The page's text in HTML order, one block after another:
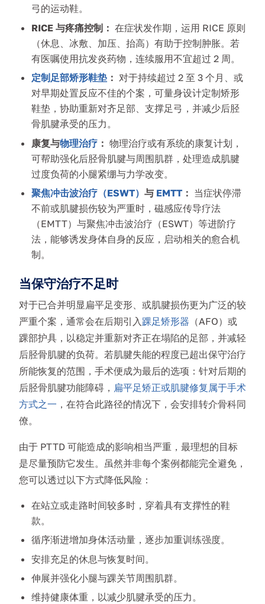
弓的运动鞋。
RICE 与疼痛控制： 在症状发作期，运用 RICE 原则
（休息、冰敷、加压、抬高）有助于控制肿胀。若
有医嘱使用抗发炎药物，连续服用不宜超过 2 周。
定制足部矫形鞋垫： 对于持续超过 2 至 3 个月、或
对早期处置反应不佳的个案，可量身设计定制矫形
鞋垫，协助重新对齐足部、支撑足弓，并减少后胫
骨肌腱承受的压力。
康复与物理治疗： 物理治疗或有系统的康复计划，
可帮助强化后胫骨肌腱与周围肌群，处理造成肌腱
过度负荷的小腿紧绷与力学改变。
聚焦冲击波治疗（ESWT） 与 EMTT： 当症状停滞
不前或肌腱损伤较为严重时，磁感应传导疗法
（EMTT）与聚焦冲击波治疗（ESWT）等进阶疗
法，能够诱发身体自身的反应，启动相关的愈合机
制。
当保守治疗不足时
对于已合并明显扁平足变形、或肌腱损伤更为广泛的较
严重个案，通常会在后期引入 踝足矫形器 （AFO）或
踝部护具，以稳定并重新对齐正在塌陷的足部，并减轻
后胫骨肌腱的负荷。若肌腱失能的程度已超出保守治疗
所能恢复的范围，手术便成为最后的选项：针对后期的
后胫骨肌腱功能障碍， 扁平足矫正或肌腱修复属于手术
方式之一 ，在符合此路径的情况下，会安排转介骨科同
僚。
由于 PTTD 可能造成的影响相当严重，最理想的目标
是尽量预防它发生。虽然并非每个案例都能完全避免，
您可以透过以下方式降低风险：
在站立或走路时间较多时，穿着具有支撑性的鞋
款。
循序渐进增加身体活动量，逐步加重训练强度。
安排充足的休息与恢复时间。
伸展并强化小腿与踝关节周围肌群。
维持健康体重，以减少肌腱承受的压力。